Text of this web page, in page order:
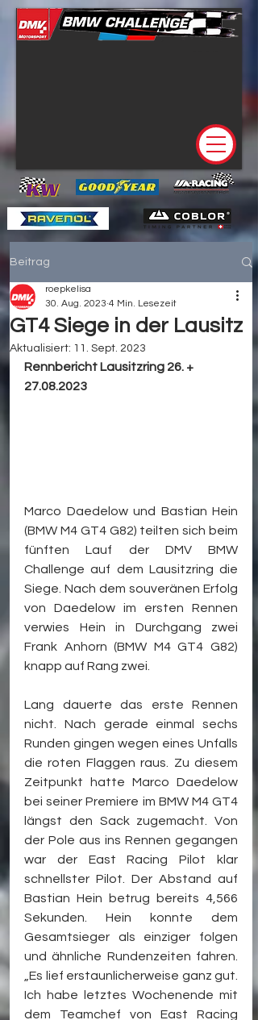
Beitrag
GT4 Siege in der Lausitz
roepkelisa
30. Aug. 2023 4 Min. Lesezeit
Aktualisiert: 11. Sept. 2023
Rennbericht Lausitzring 26. +
27.08.2023
Marco Daedelow und Bastian Hein
(BMW M4 GT4 G82) teilten sich beim
fünften Lauf der DMV BMW
Challenge auf dem Lausitzring die
Siege. Nach dem souveränen Erfolg
von Daedelow im ersten Rennen
verwies Hein in Durchgang zwei
Frank Anhorn (BMW M4 GT4 G82)
knapp auf Rang zwei.
Lang dauerte das erste Rennen
nicht. Nach gerade einmal sechs
Runden gingen wegen eines Unfalls
die roten Flaggen raus. Zu diesem
Zeitpunkt hatte Marco Daedelow
bei seiner Premiere im BMW M4 GT4
längst den Sack zugemacht. Von
der Pole aus ins Rennen gegangen
war der East Racing Pilot klar
schnellster Pilot. Der Abstand auf
Bastian Hein betrug bereits 4,566
Sekunden. Hein konnte dem
Gesamtsieger als einziger folgen
und ähnliche Rundenzeiten fahren.
„Es lief erstaunlicherweise ganz gut.
Ich habe letztes Wochenende mit
dem Teamchef von East Racing